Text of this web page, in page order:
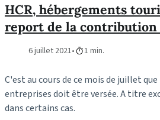
HCR, hébergements
report de la contribution
6 juillet 2021 1 min.
C'est au cours de ce mois de juillet
entreprises doit être versée. A titre
dans certains cas.